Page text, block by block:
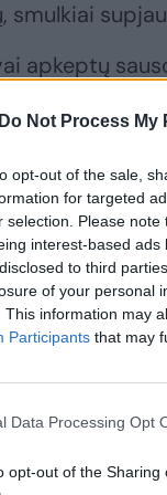
Do Not Process
opt-out of the sale,
for targeted
selection. Please
interest-based
to third
of your personal
This information may
Participants that may
Data Processing Opt
opt-out of the Sharing
smulkiai
apkeptų
citrinos
pipirų